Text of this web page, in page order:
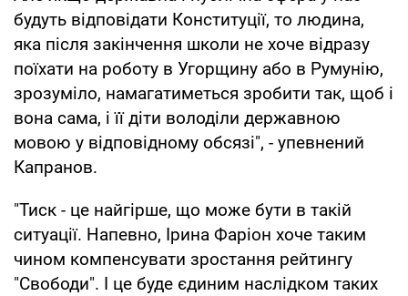
будуть відповідати Конституції, то людина,
яка після закінчення школи не хоче відразу
поїхати на роботу в Угорщину або в Румунію,
зрозуміло, намагатиметься зробити так, щоб і
вона сама, і її діти володіли державною
мовою у відповідному обсязі", - упевнений
Капранов.
"Тиск - це найгірше, що може бути в такій
ситуації. Напевно, Ірина Фаріон хоче таким
чином компенсувати зростання рейтингу
"Свободи". І це буде єдиним наслідком таких